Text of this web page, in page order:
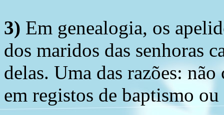
3) Em genealogia, os
dos maridos das senhoras
delas. Uma das razões:
em registos de baptismo